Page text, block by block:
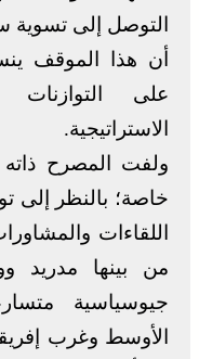
التوصل إلى تسوية
أن هذا الموقف
على التوازنات
الاستراتيجية.
ولفت المصرح
خاصة؛ بالنظر إلى
اللقاءات
من بينها مدريد
جيوسياسية
الأوسط وغرب